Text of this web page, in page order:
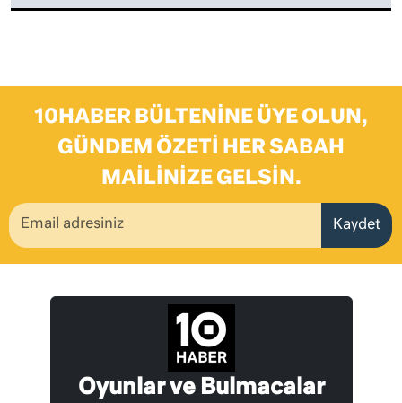
10HABER BÜLTENINE ÜYE OLUN,
GÜNDEM ÖZETI HER SABAH
MAILINIZE GELSIN.
Kaydet
Oyunlar ve Bulmacalar